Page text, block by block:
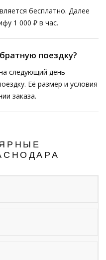
бесплатно. Далее
1 000 ₽ в час.
поездку?
следующий день
Её размер и условия
заказа.